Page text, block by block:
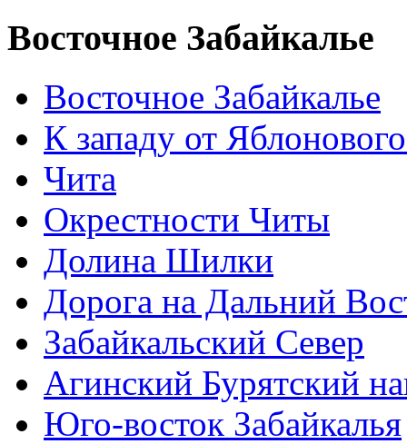
Восточное Забайкалье
Восточное Забайкалье
К западу от
Чита
Окрестности Читы
Долина Шилки
Дорога на Дальний
Забайкальский Север
Агинский Бурятский
Юго-восток Забайкалья